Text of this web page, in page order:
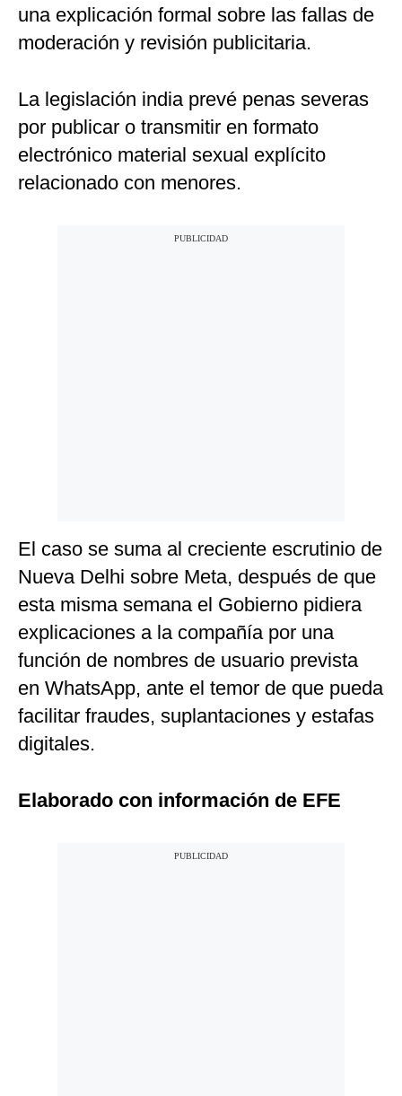
una explicación formal sobre las fallas de
moderación y revisión publicitaria.
La legislación india prevé penas severas
por publicar o transmitir en formato
electrónico material sexual explícito
relacionado con menores.
El caso se suma al creciente escrutinio de
Nueva Delhi sobre Meta, después de que
esta misma semana el Gobierno pidiera
explicaciones a la compañía por una
función de nombres de usuario prevista
en WhatsApp, ante el temor de que pueda
facilitar fraudes, suplantaciones y estafas
digitales.
Elaborado con información de EFE